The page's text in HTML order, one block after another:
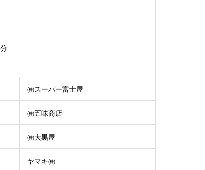
㈱スーパー富士屋
㈱五味商店
㈱大黒屋
ヤマキ㈱